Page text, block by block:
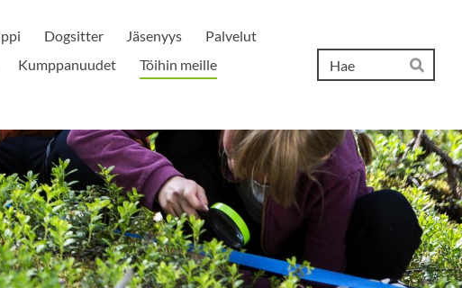
Dogsitter Jäsenyys
Palvelut
Kumppanuudet
Töihin meille
Hae